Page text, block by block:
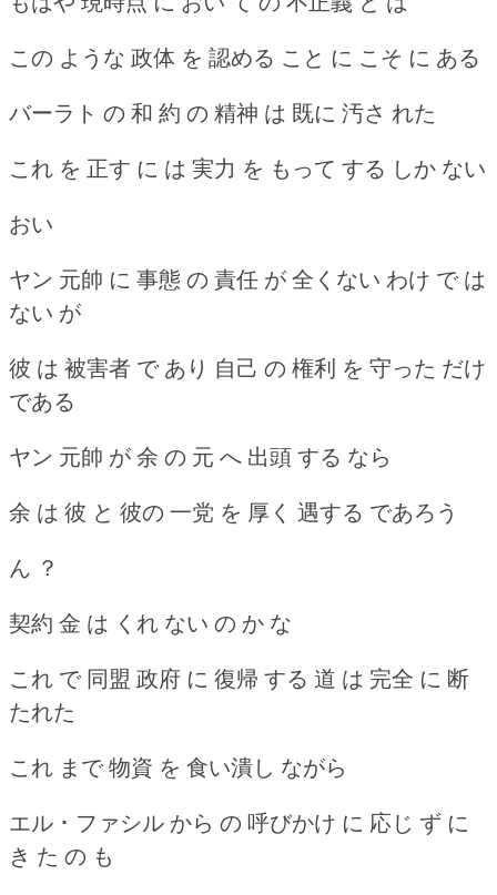
この ような 政体 を 認める こと に こそ に ある
バーラト の 和 約 の 精神 は 既に 汚さ れた
これ を 正す に は 実力 を もって する しか ない
おい
ヤン 元帥 に 事態 の 責任 が 全くない わけ で は
ない が
彼 は 被害者 で あり 自己 の 権利 を 守った だけ
である
ヤン 元帥 が 余 の 元 へ 出頭 する なら
余 は 彼 と 彼の 一党 を 厚く 遇する であろう
ん ？
契約 金 は くれ ない の か な
これ で 同盟 政府 に 復帰 する 道 は 完全 に 断
たれた
これ まで 物資 を 食い潰し ながら
エル ･ ファシル から の 呼びかけ に 応じ ず に
き た の も